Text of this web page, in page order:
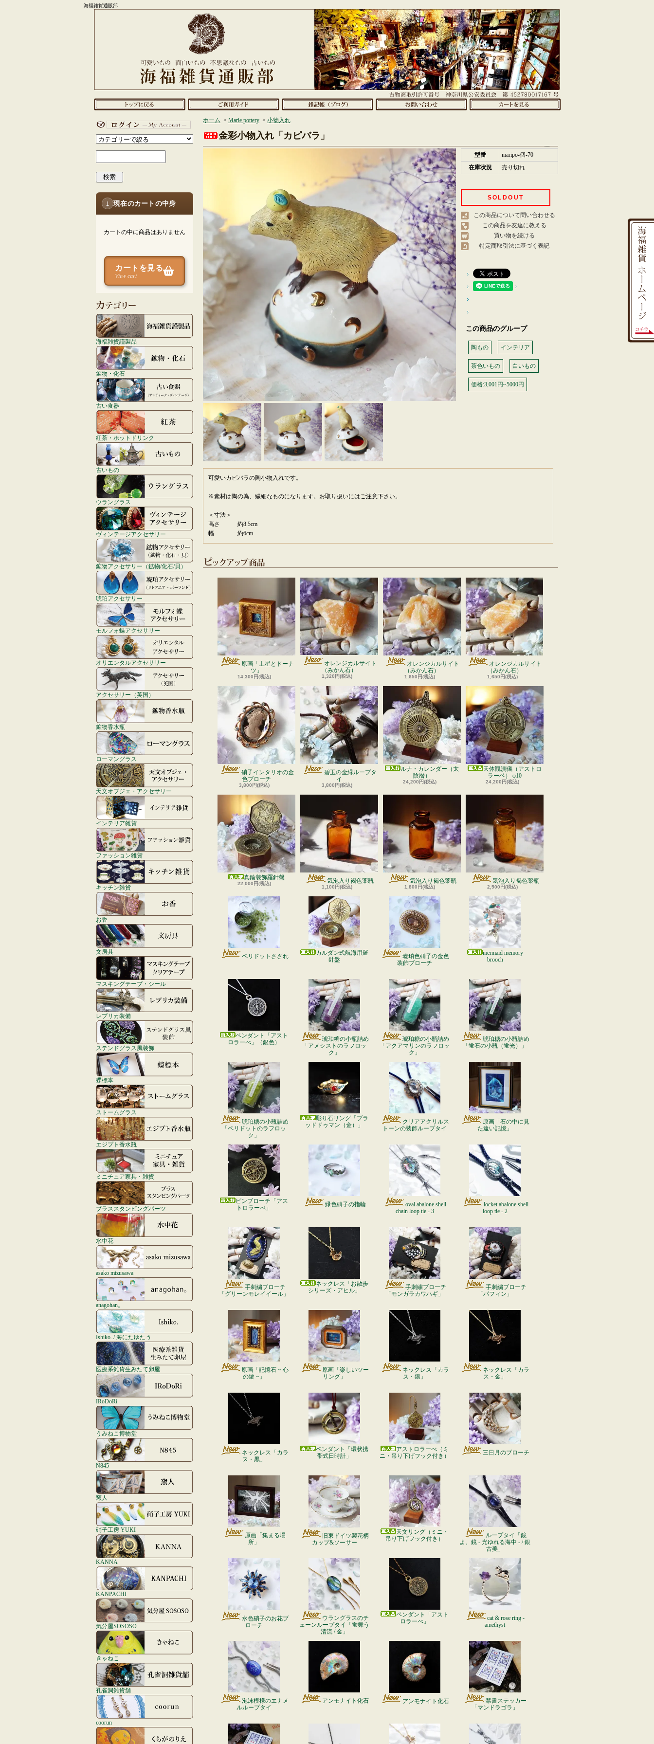
海福雑貨通販部
検索
↓ 現在のカートの中身
カートの中に商品はありません
カートを見る
View cart
海福雑貨謹製品
鉱物・化石
古い食器
紅茶・ホットドリンク
古いもの
ウラングラス
ヴィンテージアクセサリー
鉱物アクセサリー（鉱物/化石/貝）
琥珀アクセサリー
モルフォ蝶アクセサリー
オリエンタルアクセサリー
アクセサリー（英国）
鉱物香水瓶
ローマングラス
天文オブジェ・アクセサリー
インテリア雑貨
ファッション雑貨
キッチン雑貨
お香
文房具
マスキングテープ・シール
レプリカ装備
ステンドグラス風装飾
蝶標本
ストームグラス
エジプト香水瓶
ミニチュア家具・雑貨
ブラススタンピングパーツ
水中花
asako mizusawa
anagohan。
Ishiko. / 海にたゆたう
医療系雑貨生みたて卵屋
IRoDoRi
うみねこ博物堂
N845
窯人
硝子工房 YUKI
KANNA
KANPACHI
気分屋SOSOSO
きゃねこ
孔雀洞雑貨舗
coorun
ホーム > Marie pottery > 小物入れ
金彩小物入れ「カピバラ」
型番
maripo-個-70
在庫状況
売り切れ
SOLDOUT
この商品について問い合わせる
この商品を友達に教える
買い物を続ける
特定商取引法に基づく表記
この商品のグループ
陶もの インテリア
茶色いもの 白いもの
価格:3,001円~5000円
可愛いカピバラの陶小物入れです。
※素材は陶の為、繊細なものになります。お取り扱いにはご注意下さい。
＜寸法＞
高さ 約8.5cm
幅 約6cm
原画「土星とドーナ
ツ」
14,300円(税込)
オレンジカルサイト
（みかん石）
1,320円(税込)
オレンジカルサイト
（みかん石）
1,650円(税込)
オレンジカルサイト
（みかん石）
1,650円(税込)
硝子インタリオの金
色ブローチ
3,800円(税込)
碧玉の金縁ループタ
イ
3,800円(税込)
ルナ・カレンダー（太
陰暦）
24,200円(税込)
天体観測儀（アストロ
ラーベ） φ10
24,200円(税込)
真鍮装飾羅針盤
22,000円(税込) 気泡入り褐色薬瓶
1,100円(税込)
気泡入り褐色薬瓶
1,800円(税込)
気泡入り褐色薬瓶
2,500円(税込)
ペリドットさざれ
カルダン式航海用羅
針盤
琥珀色硝子の金色
装飾ブローチ
mermaid memory
brooch
ペンダント「アスト
ロラーべ」（銀色）
琥珀糖の小瓶詰め
「アメシストのラフロッ
ク」
琥珀糖の小瓶詰め
「アクアマリンのラフロッ
ク」
琥珀糖の小瓶詰め
「蛍石の小瓶（蛍光）」
琥珀糖の小瓶詰め
「ペリドットのラフロッ
ク」
彫り石リング「ブラ
ッドドゥマン（金）」
クリアアクリルス
トーンの装飾ループタイ
原画「石の中に見
た遠い記憶」
ピンブローチ「アス
トロラーべ」
緑色硝子の指輪
oval abalone shell
chain loop tie - 3
locket abalone shell
loop tie - 2
手刺繍ブローチ
「グリーンモレイイール」
ネックレス「お散歩
シリーズ・アヒル」
手刺繍ブローチ
「モンガラカワハギ」
手刺繍ブローチ
「パフィン」
原画「記憶石 ~ 心
の鍵 ~」
原画「楽しいツー
リング」
ネックレス「カラ
ス・銀」
ネックレス「カラ
ス・金」
ネックレス「カラ
ス・黒」
ペンダント「環状携
帯式日時計」
アストロラーべ（ミ
ニ・吊り下げフック付き）
三日月のブローチ
原画「集まる場
所」
旧東ドイツ製花柄
カップ&ソーサー
天文リング（ミニ・
吊り下げフック付き）
ループタイ「鏡
よ、鏡 - 光ゆれる海中 - / 銀
古美」
水色硝子のお花ブ
ローチ
ウラングラスのチ
ェーンループタイ「蛍舞う
清流 / 金」
ペンダント「アスト
ロラーべ」
cat & rose ring -
amethyst
泡沫模様のエナメ
ルループタイ
アンモナイト化石 アンモナイト化石
禁書ステッカー
「マンドラゴラ」